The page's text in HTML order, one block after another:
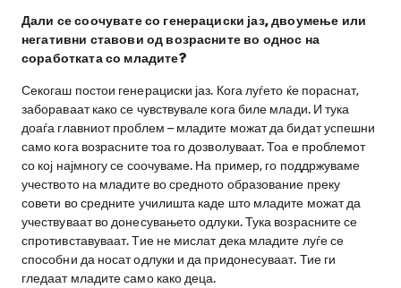
Дали се соочувате со генерациски јаз, двоумење или
негативни ставови од возрасните во однос на
соработката со младите?
Секогаш постои генерациски јаз. Кога луѓето ќе пораснат,
забораваат како се чувствувале кога биле млади. И тука
доаѓа главниот проблем – младите можат да бидат успешни
само кога возрасните тоа го дозволуваат. Тоа е проблемот
со кој најмногу се соочуваме. На пример, го поддржуваме
учеството на младите во средното образование преку
совети во средните училишта каде што младите можат да
учествуваат во донесувањето одлуки. Тука возрасните се
спротивставуваат. Тие не мислат дека младите луѓе се
способни да носат одлуки и да придонесуваат. Тие ги
гледаат младите само како деца.